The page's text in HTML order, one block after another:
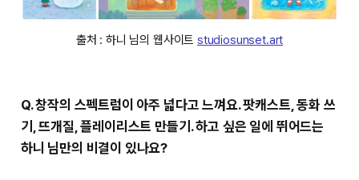
출처 : 하니 님의 웹사이트 studiosunset.art
Q. 창작의 스펙트럼이 아주 넓다고 느껴요. 팟캐스트, 동화 쓰
기, 뜨개질, 플레이리스트 만들기. 하고 싶은 일에 뛰어드는
하니 님만의 비결이 있나요?